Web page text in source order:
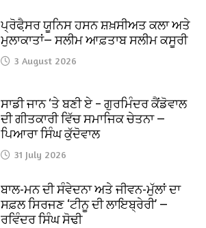
ਪ੍ਰੋਫੈ਼ਸਰ ਯੂਨਿਸ ਹਸਨ ਸ਼ਖ਼ਸੀਅਤ ਕਲਾ ਅਤੇ
ਮੁਲਾਕਾਤਾਂ— ਸਲੀਮ ਆਫ਼ਤਾਬ ਸਲੀਮ ਕਸੂਰੀ
3 August 2026
ਸਾਡੀ ਜਾਨ ‘ਤੇ ਬਣੀ ਏ – ਗੁਰਮਿੰਦਰ ਕੈਂਡੋਵਾਲ
ਦੀ ਗੀਤਕਾਰੀ ਵਿੱਚ ਸਮਾਜਿਕ ਚੇਤਨਾ —
ਪਿਆਰਾ ਸਿੰਘ ਕੁੱਦੋਵਾਲ
31 July 2026
ਬਾਲ-ਮਨ ਦੀ ਸੰਵੇਦਨਾ ਅਤੇ ਜੀਵਨ-ਮੁੱਲਾਂ ਦਾ
ਸਫ਼ਲ ਸਿਰਜਣ ‘ਟੀਨੂ ਦੀ ਲਾਇਬ੍ਰੇਰੀ’ —
ਰਵਿੰਦਰ ਸਿੰਘ ਸੋਢੀ